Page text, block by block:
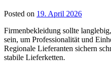
Posted on 19. April 2026
Firmenbekleidung sollte
sein, um Professionalität und
Regionale Lieferanten sichern
stabile Lieferketten.